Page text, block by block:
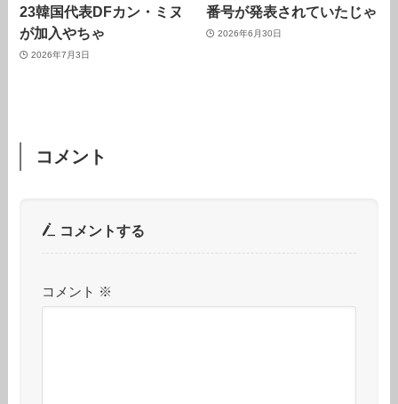
23韓国代表DFカン・ミヌ
が加入やちゃ
2026年7月3日
番号が発表されていたじゃ
2026年6月30日
コメント
コメントする
コメント ※